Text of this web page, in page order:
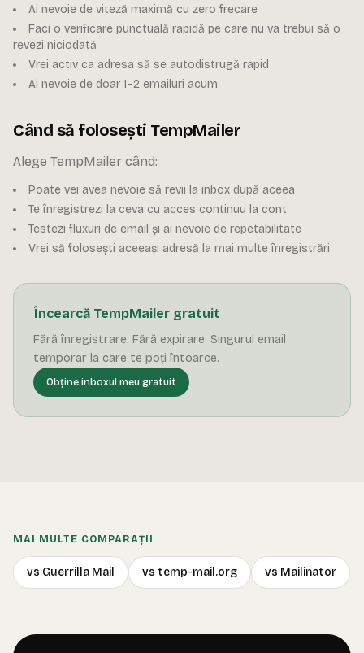
Ai nevoie de viteză maximă cu zero frecare
Faci o verificare punctuală rapidă pe care nu va trebui să o
revezi niciodată
Vrei activ ca adresa să se autodistrugă rapid
Ai nevoie de doar 1–2 emailuri acum
Când să folosești TempMailer
Alege TempMailer când:
Poate vei avea nevoie să revii la inbox după aceea
Te înregistrezi la ceva cu acces continuu la cont
Testezi fluxuri de email și ai nevoie de repetabilitate
Vrei să folosești aceeași adresă la mai multe înregistrări
Încearcă TempMailer gratuit
Fără înregistrare. Fără expirare. Singurul email
temporar la care te poți întoarce.
Obține inboxul meu gratuit
MAI MULTE COMPARAȚII
vs Guerrilla Mail vs temp-mail.org vs Mailinator